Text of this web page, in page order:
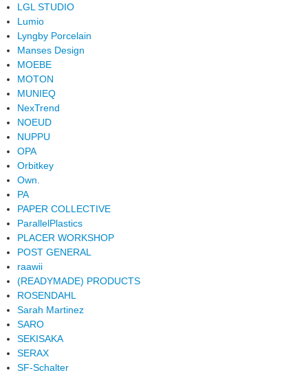
LGL STUDIO
Lumio
Lyngby Porcelain
Manses Design
MOEBE
MOTON
MUNIEQ
NexTrend
NOEUD
NUPPU
OPA
Orbitkey
Own.
PA
PAPER COLLECTIVE
ParallelPlastics
PLACER WORKSHOP
POST GENERAL
raawii
(READYMADE) PRODUCTS
ROSENDAHL
Sarah Martinez
SARO
SEKISAKA
SERAX
SF-Schalter